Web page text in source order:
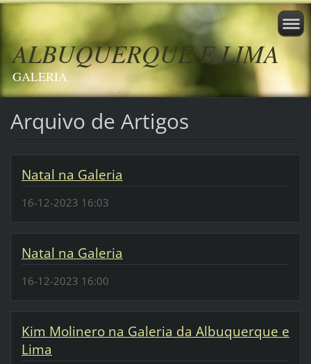
ALBUQUERQUE E LIMA
GALERIA
Arquivo de Artigos
Natal na Galeria
16-12-2023 16:03
Natal na Galeria
16-12-2023 16:00
Kim Molinero na Galeria da Albuquerque e
Lima